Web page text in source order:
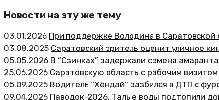
Новости на эту же тему
03.01.2026 При поддержке Володина в Саратовской
03.08.2025 Саратовский зритель оценит уличное
05.05.2026 В “Озинках” задержали семена амаранта
25.06.2026 Саратовскую область с рабочим
05.09.2025 Водитель “Хёндай” разбился в ДТП с
09.04.2026 Паводок-2026. Талые воды подтопили